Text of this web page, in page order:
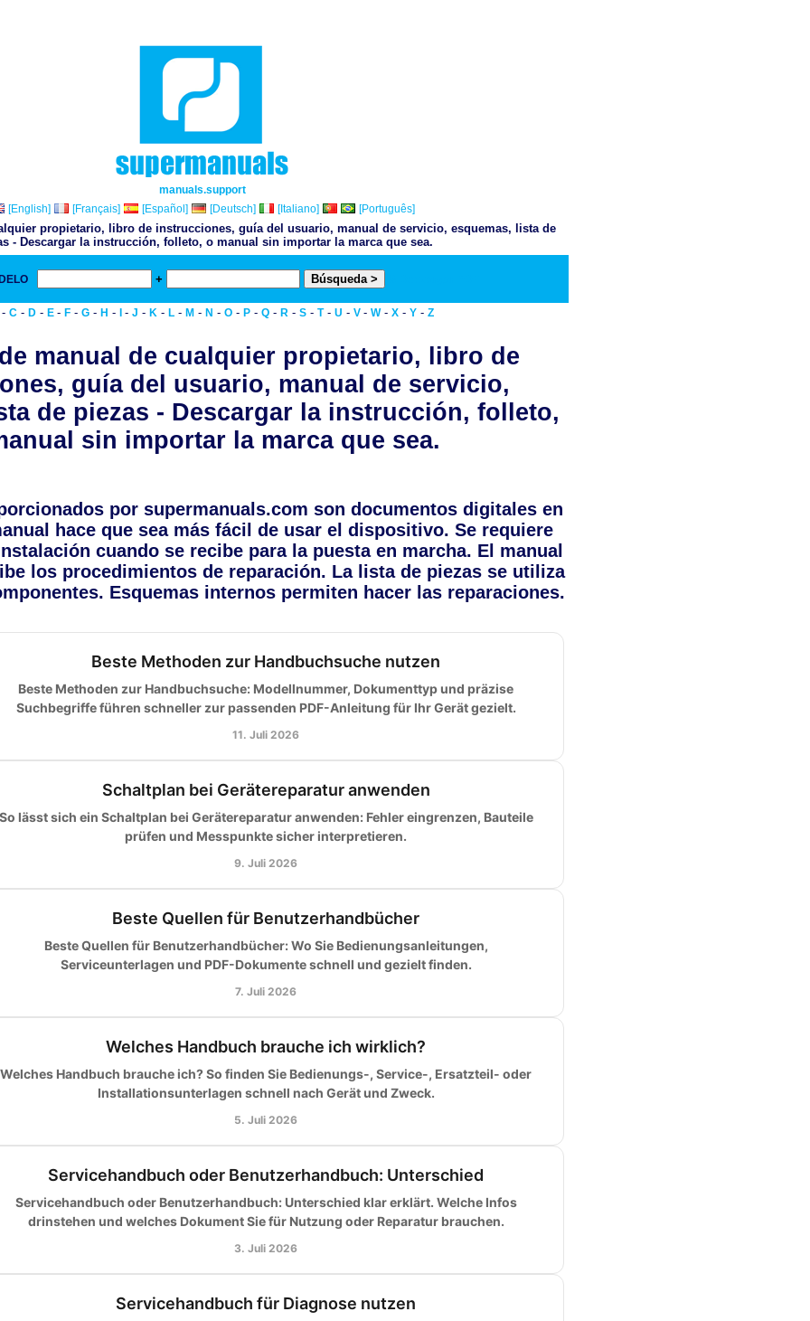
manuals.support
[English]
[Français] [Español] [Deutsch] [Italiano] [Português]
propietario, libro de instrucciones, guía del usuario, manual de servicio, esquemas, lista de
- Descargar la instrucción, folleto, o manual sin importar la marca que sea.
+
C - D - E - F - G - H - - J - K - L - M - N - O - P - Q - R - S - T- U - V - W- X - Y - Z
manual de cualquier propietario, libro de
guía del usuario, manual de servicio,
de piezas - Descargar la instrucción, folleto,
sin importar la marca que sea.
por supermanuals.com son documentos digitales en
hace que sea más fácil de usar el dispositivo. Se requiere
cuando se recibe para la puesta en marcha. El manual
los procedimientos de reparación. La lista de piezas se utiliza
Esquemas internos permiten hacer las reparaciones.
Beste Methoden zur Handbuchsuche nutzen
Beste Methoden zur Handbuchsuche: Modellnummer, Dokumenttyp und präzise
Suchbegriffe führen schneller zur passenden PDF-Anleitung für Ihr Gerät gezielt.
11. Juli 2026
Schaltplan bei Gerätereparatur anwenden
lässt sich ein Schaltplan bei Gerätereparatur anwenden: Fehler eingrenzen, Bauteile
prüfen und Messpunkte sicher interpretieren.
9. Juli 2026
Beste Quellen für Benutzerhandbücher
Beste Quellen für Benutzerhandbücher: Wo Sie Bedienungsanleitungen,
Serviceunterlagen und PDF-Dokumente schnell und gezielt finden.
7. Juli 2026
Welches Handbuch brauche ich wirklich?
Welches Handbuch brauche ich? So finden Sie Bedienungs-, Service-, Ersatzteil- oder
Installationsunterlagen schnell nach Gerät und Zweck.
5. Juli 2026
Servicehandbuch oder Benutzerhandbuch: Unterschied
Servicehandbuch oder Benutzerhandbuch: Unterschied klar erklärt. Welche Infos
drinstehen und welches Dokument Sie für Nutzung oder Reparatur brauchen.
3. Juli 2026
Servicehandbuch für Diagnose nutzen